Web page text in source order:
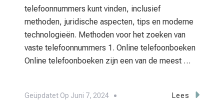
telefoonnummers kunt vinden, inclusief
methoden, juridische aspecten, tips en moderne
technologieën. Methoden voor het zoeken van
vaste telefoonnummers 1. Online telefoonboeken
Online telefoonboeken zijn een van de meest …
Geüpdatet Op Juni 7, 2024 Lees